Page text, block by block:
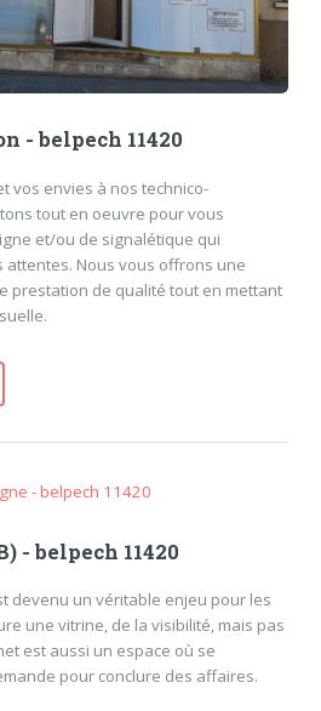
- belpech 11420
vos envies à nos technico-
tout en oeuvre pour vous
et/ou de signalétique qui
attentes. Nous vous offrons une
prestation de qualité tout en mettant
- belpech 11420
devenu un véritable enjeu pour les
une vitrine, de la visibilité, mais pas
est aussi un espace où se
pour conclure des affaires.